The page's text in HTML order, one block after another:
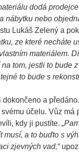
dodá
nábytku nebo
Lukáš Zelený a
ze které necháte
materiálem.
tom, jestli to bude
to bude s
a
účelu. Vůz má
kdy ji pustíte.
musí, a to buďto s
zjevných vad,“